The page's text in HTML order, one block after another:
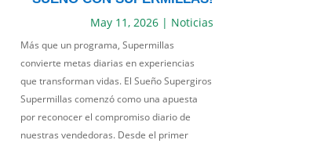
May 11, 2026| Noticias
Más que un programa, Supermillas
convierte metas diarias en experiencias
que transforman vidas. El Sueño Supergiros
Supermillas comenzó como una apuesta
por reconocer el compromiso diario de
nuestras vendedoras. Desde el primer